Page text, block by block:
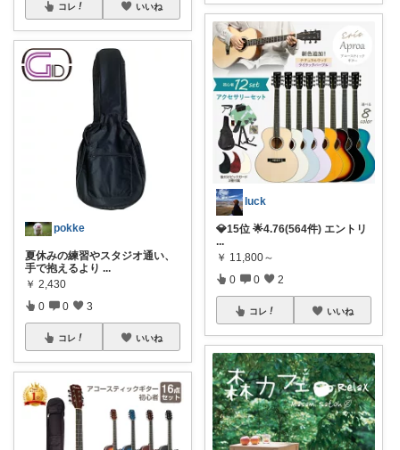
コレ いいね
pokke
夏休みの練習やスタジオ通い、
手で抱えるより ...
￥ 2,430
0 0 3
コレ いいね
luck
💎15位 🌟4.76(564件) エントリ
...
￥ 11,800～
0 0 2
コレ いいね